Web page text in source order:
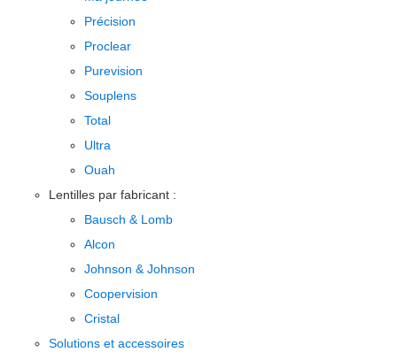
Précision
Proclear
Purevision
Souplens
Total
Ultra
Ouah
Lentilles par fabricant :
Bausch & Lomb
Alcon
Johnson & Johnson
Coopervision
Cristal
Solutions et accessoires